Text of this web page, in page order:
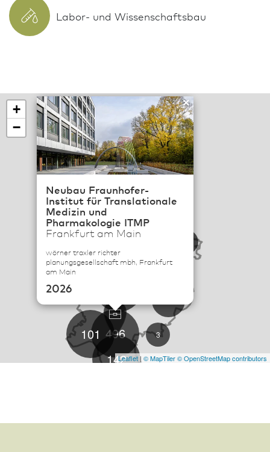
Labor- und Wissenschaftsbau
19
3
142
101 496
Neubau Fraunhofer-
Institut für Translationale
Medizin und
Pharmakologie ITMP
Frankfurt am Main
wörner traxler richter
planungsgesellschaft mbh, Frankfurt
am Main
2026
×
+
−
Leaflet| © MapTiler© OpenStreetMap contributors